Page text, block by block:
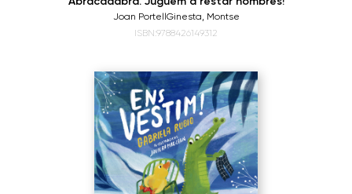
Joan PortellGinesta, Montse
ISBN:9788426149312